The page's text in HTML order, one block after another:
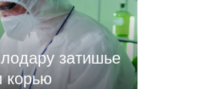
затишье
корью